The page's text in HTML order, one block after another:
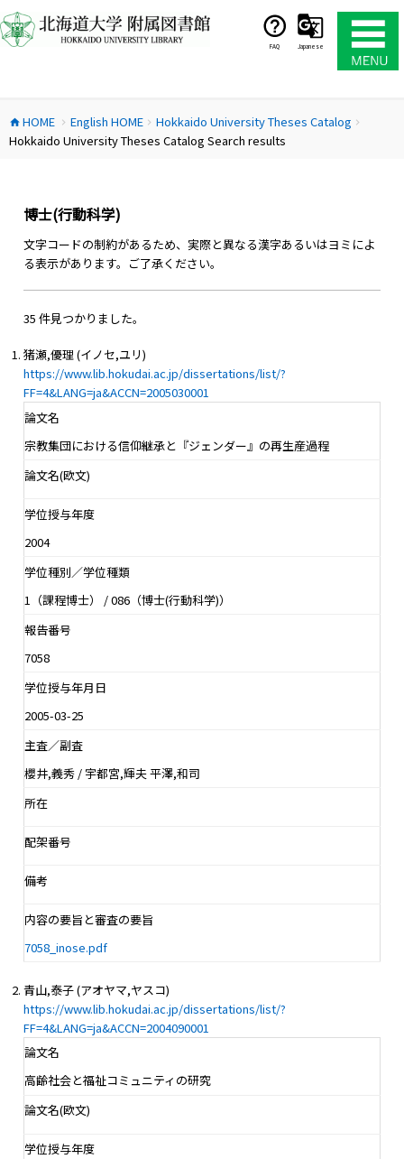
ン
テ
ス
キ
FAQ Japanese
home HOME chevron_right English HOMEchevron_right Hokkaido University Theses Catalog chevron_right
Hokkaido University Theses Catalog Search results
博士(行動科学)
文字コードの制約があるため、実際と異なる漢字あるいはヨミによ
る表示があります。ご了承ください。
35 件見つかりました。
猪瀬,優理 (イノセ,ユリ)
https://www.lib.hokudai.ac.jp/dissertations/list/?
FF=4&LANG=ja&ACCN=2005030001
論文名
宗教集団における信仰継承と『ジェンダー』の再生産過程
論文名(欧文)
学位授与年度
2004
学位種別／学位種類
1（課程博士） / 086（博士(行動科学)）
報告番号
7058
学位授与年月日
2005-03-25
主査／副査
櫻井,義秀 / 宇都宮,輝夫 平澤,和司
所在
配架番号
備考
内容の要旨と審査の要旨
7058_inose.pdf
青山,泰子 (アオヤマ,ヤスコ)
https://www.lib.hokudai.ac.jp/dissertations/list/?
FF=4&LANG=ja&ACCN=2004090001
論文名
高齢社会と福祉コミュニティの研究
論文名(欧文)
学位授与年度